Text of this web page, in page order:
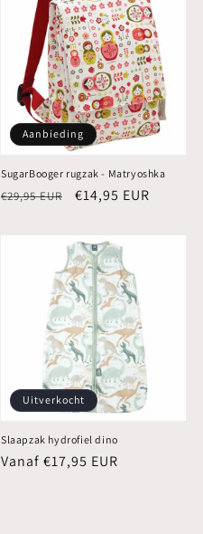
Aanbieding
SugarBooger rugzak - Matryoshka
Normale
€29,95 EUR Aanbiedingsprijs
€14,95 EUR
Uitverkocht
Slaapzak hydrofiel dino
Normale
Vanaf €17,95 EUR